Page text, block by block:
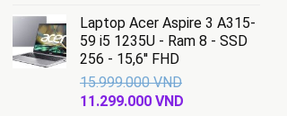
là:
11.500.000 VND.
tại
là:
7.700.000 VND.
Laptop Acer Aspire 3 A315-
59 i5 1235U - Ram 8 - SSD
256 - 15,6'' FHD
15.999.000VND
Giá
11.299.000 VND